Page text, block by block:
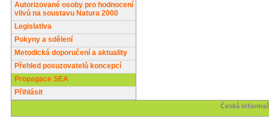
Autorizované osoby pro hodnocení
vlivů na soustavu Natura 2000
Legislativa
Pokyny a sdělení
Metodická doporučení a aktuality
Přehled posuzovatelů koncepcí
Propagace SEA
Přihlásit
Česká